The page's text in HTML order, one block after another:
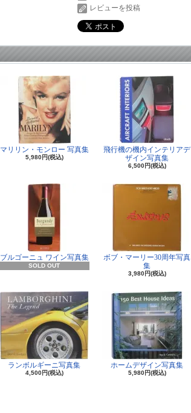
レビューを投稿
マリリン・モンロー 写真集
5,980円(税込)
飛行機の機内インテリアデ
ザイン写真集
6,500円(税込)
ブルゴーニュ ワイン写真集
SOLD OUT
ボブ・マーリー30周年写真
集
3,980円(税込)
ランボルギーニ写真集
4,500円(税込)
ホームデザイン写真集
5,980円(税込)